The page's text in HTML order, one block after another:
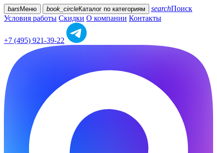
bars Меню book_circleКаталог по категориям searchПоиск
Условия работы Скидки О компании Контакты
+7 (495) 921-39-22